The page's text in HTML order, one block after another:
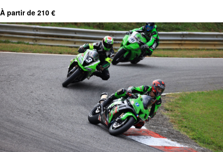
À partir de 210 €